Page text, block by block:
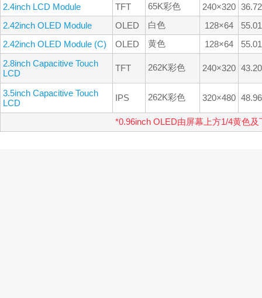
2.4inch LCD Module
TFT 65K彩色 240×320
2.42inch OLED Module
OLED 白色 128×64
2.42inch OLED Module (C)
OLED 黄色 128×64
2.8inch Capacitive Touch
LCD
TFT 262K彩色 240×320
3.5inch Capacitive Touch
LCD
IPS 262K彩色 320×480
*0.96inch OLED由屏幕上方1/4黄色